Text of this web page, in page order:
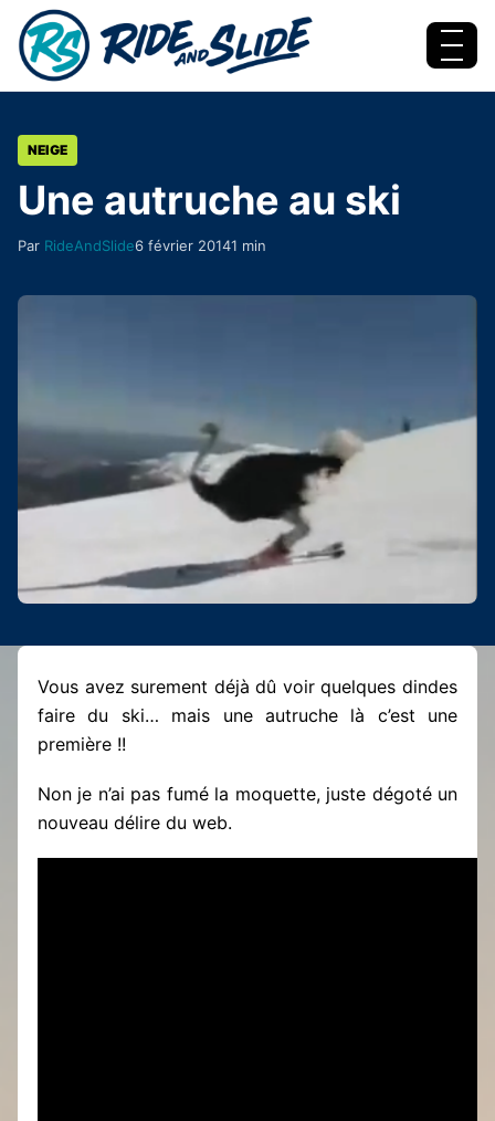
Aller au contenu
Menu
NEIGE
Une autruche au ski
Par RideAndSlide6 février 20141 min
Vous avez surement déjà dû voir quelques dindes
faire du ski… mais une autruche là c’est une
première !!
Non je n’ai pas fumé la moquette, juste dégoté un
nouveau délire du web.